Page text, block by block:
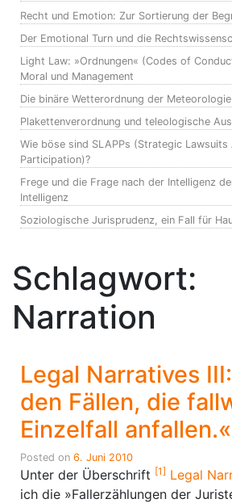
Recht und Emotion: Zur Sortierung der
Der Emotional Turn und die
Light Law: »Ordnungen« (Codes of
Moral und Management
Die binäre Wetterordnung der Meteorologie
Plakettenverordnung und teleologische
Wie böse sind SLAPPs (Strategic Lawsuits
Participation)?
Frege und die Frage nach der Intelligenz
Intelligenz
Soziologische Jurisprudenz, ein Fall für
Schlagwort:
Narration
Legal Narratives
den Fällen, die
Einzelfall anfallen.«
Posted on 6. Juni 2010
Unter der Überschrift [1] Legal
ich die »Fallerzählungen der